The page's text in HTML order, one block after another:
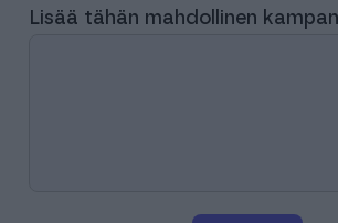
Lisää tähän mahdollinen